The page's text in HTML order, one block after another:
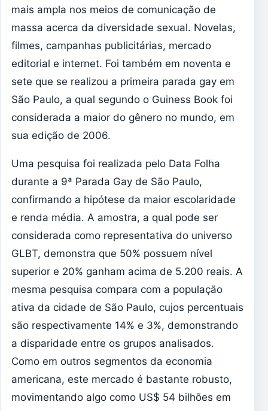
mais ampla nos meios de comunicação de
massa acerca da diversidade sexual. Novelas,
filmes, campanhas publicitárias, mercado
editorial e internet. Foi também em noventa e
sete que se realizou a primeira parada gay em
São Paulo, a qual segundo o Guiness Book foi
considerada a maior do gênero no mundo, em
sua edição de 2006.
Uma pesquisa foi realizada pelo Data Folha
durante a 9ª Parada Gay de São Paulo,
confirmando a hipótese da maior escolaridade
e renda média. A amostra, a qual pode ser
considerada como representativa do universo
GLBT, demonstra que 50% possuem nível
superior e 20% ganham acima de 5.200 reais. A
mesma pesquisa compara com a população
ativa da cidade de São Paulo, cujos percentuais
são respectivamente 14% e 3%, demonstrando
a disparidade entre os grupos analisados.
Como em outros segmentos da economia
americana, este mercado é bastante robusto,
movimentando algo como US$ 54 bilhões em